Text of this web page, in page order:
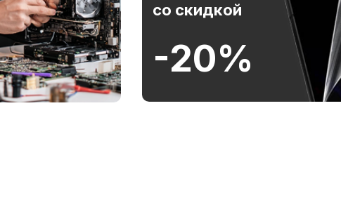
со скидкой
-20%